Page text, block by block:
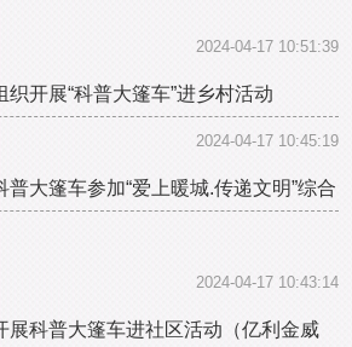
2024-04-17 10:51:39
开展“科普大篷车”进乡村活动
2024-04-17 10:45:19
大篷车参加“爱上暖城.传递文明”综合
2024-04-17 10:43:14
展科普大篷车进社区活动（亿利金威